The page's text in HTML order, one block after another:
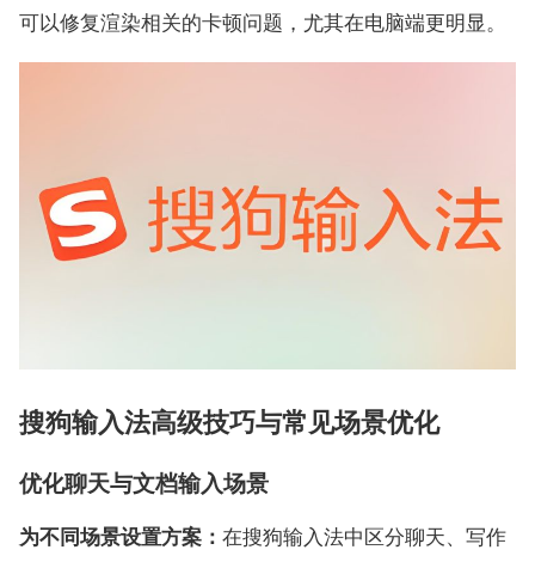
可以修复渲染相关的卡顿问题，尤其在电脑端更明显。
搜狗输入法高级技巧与常见场景优化
优化聊天与文档输入场景
为不同场景设置方案： 在搜狗输入法中区分聊天、写作